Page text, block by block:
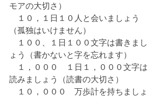
モアの大切さ）
１０，１日１０人と会いましょう
（孤独はいけません）
１００、１日１００文字は書きまし
ょう（書かないと字を忘れます）
１，０００　１日１，０００文字は
読みましょう（読書の大切さ）
１０，０００　万歩計を持ちましょ